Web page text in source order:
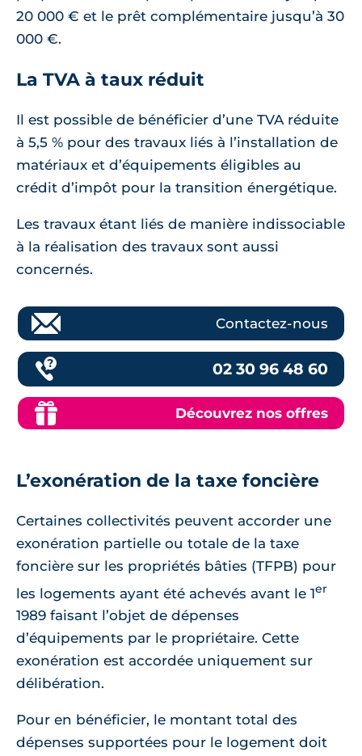
20 000 € et le prêt complémentaire jusqu’à 30
000 €.
La TVA à taux réduit
Il est possible de bénéficier d’une TVA réduite
à 5,5 % pour des travaux liés à l’installation de
matériaux et d’équipements éligibles au
crédit d’impôt pour la transition énergétique.
Les travaux étant liés de manière indissociable
à la réalisation des travaux sont aussi
concernés.
Contactez-nous
02 30 96 48 60
Découvrez nos offres
L’exonération de la taxe foncière
Certaines collectivités peuvent accorder une
exonération partielle ou totale de la taxe
foncière sur les propriétés bâties (TFPB) pour
les logements ayant été achevés avant le 1er
1989 faisant l’objet de dépenses
d’équipements par le propriétaire. Cette
exonération est accordée uniquement sur
délibération.
Pour en bénéficier, le montant total des
dépenses supportées pour le logement doit